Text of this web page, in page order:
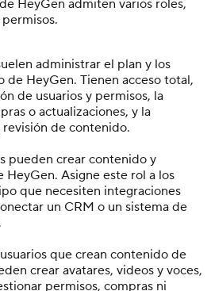
HeyGen admiten varios roles,
administrar el plan y los
de HeyGen. Tienen acceso total,
de usuarios y permisos, la
o actualizaciones, y la
de contenido.
pueden crear contenido y
HeyGen. Asigne este rol a los
que necesiten integraciones
un CRM o un sistema de
que crean contenido de
crear avatares, videos y voces,
permisos, compras ni